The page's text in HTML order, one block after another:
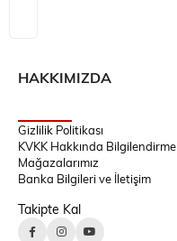
HAKKIMIZDA
Gizlilik Politikası
KVKK Hakkında Bilgilendirme
Mağazalarımız
Banka Bilgileri ve İletişim
Takipte Kal